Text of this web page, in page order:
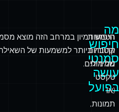
מה
חיפוש
סמנטי
עושה
בפועל
הטמעות
וקטוריות
ממירות
טקסט
(או
תמונות,
חיפוש דמיון במרחב הזה מוצא
קרובה ביותר למשמעות של
של מילים.